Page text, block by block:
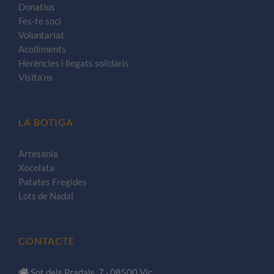
Donatius
Fes-te soci
Voluntariat
Acolliments
Herències i llegats solidaris
Visita’ns
LA BOTIGA
Artesania
Xocolata
Patates Fregides
Lots de Nadal
CONTACTE